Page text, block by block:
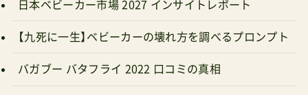
限定されるB型のリベルにおいてもトラベルシス
テムに対応しているので、それらがベビーシート
と併せて使えることを加味して考えると、全モデ
ルが新生児期からの利用に対応しているというこ
日本ベビーカー市場 2027 インサイトレポート
【九死に一生】ベビーカーの壊れ方を調べるプロンプト
バガブー バタフライ 2022 口コミの真相